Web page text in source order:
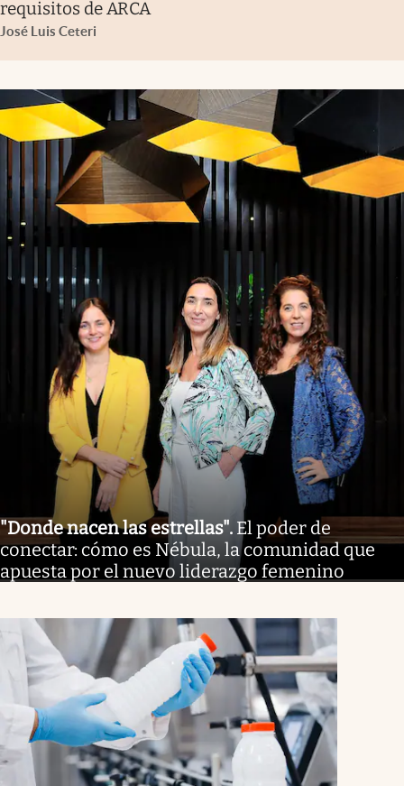
requisitos de ARCA
José Luis Ceteri
"Donde nacen las estrellas". El poder de
conectar: cómo es Nébula, la comunidad que
apuesta por el nuevo liderazgo femenino